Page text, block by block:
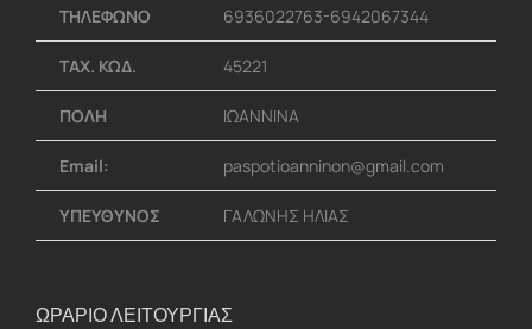
ΤΗΛΕΦΩΝΟ 6936022763-6942067344
ΤΑΧ. ΚΩΔ. 45221
ΠΟΛΗ ΙΩΑΝΝΙΝΑ
Email: paspotioanninon@gmail.com
ΥΠΕΥΘΥΝΟΣ ΓΑΛΩΝΗΣ ΗΛΙΑΣ
ΩΡΑΡΙΟ ΛΕΙΤΟΥΡΓΙΑΣ